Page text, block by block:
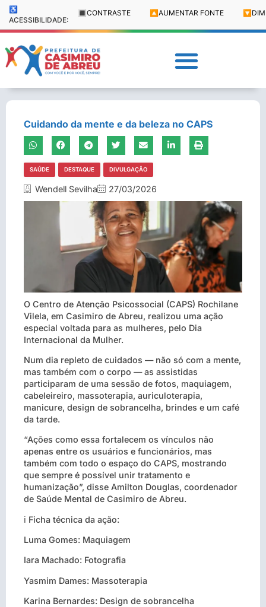
♿
ACESSIBILIDADE:
🔳 CONTRASTE 🔼 AUMENTAR FONTE 🔽
Cuidando da mente e da beleza no CAPS
SAÚDE DESTAQUE DIVULGAÇÃO
Wendell Sevilha 27/03/2026
O Centro de Atenção Psicossocial (CAPS) Rochilane
Vilela, em Casimiro de Abreu, realizou uma ação
especial voltada para as mulheres, pelo Dia
Internacional da Mulher.
Num dia repleto de cuidados — não só com a mente,
mas também com o corpo — as assistidas
participaram de uma sessão de fotos, maquiagem,
cabeleireiro, massoterapia, auriculoterapia,
manicure, design de sobrancelha, brindes e um café
da tarde.
“Ações como essa fortalecem os vínculos não
apenas entre os usuários e funcionários, mas
também com todo o espaço do CAPS, mostrando
que sempre é possível unir tratamento e
humanização”, disse Amilton Douglas, coordenador
de Saúde Mental de Casimiro de Abreu.
ℹ️ Ficha técnica da ação:
Luma Gomes: Maquiagem
Iara Machado: Fotografia
Yasmim Dames: Massoterapia
Karina Bernardes: Design de sobrancelha